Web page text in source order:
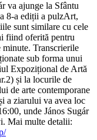
va ajunge la Sfântu
8-a ediții a pulzArt,
sunt similare cu cele
fiind oferită pentru
minute. Transcrierile
sub forma unui
Expozițional de Artă
și la locurile de
de arte contemporane
a ziarului va avea loc
unde János Sugár
Mai multe detalii: